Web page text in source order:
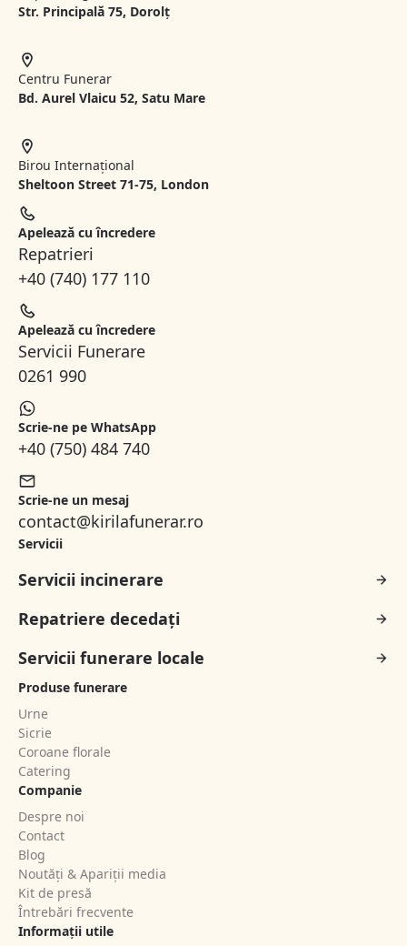
Str. Principală 75, Dorolț
Centru Funerar
Bd. Aurel Vlaicu 52, Satu Mare
Birou Internațional
Sheltoon Street 71-75, London
Apelează cu încredere
Repatrieri
+40 (740) 177 110
Apelează cu încredere
Servicii Funerare
0261 990
Scrie-ne pe WhatsApp
+40 (750) 484 740
Scrie-ne un mesaj
contact@kirilafunerar.ro
Servicii
Servicii incinerare
Repatriere decedați
Servicii funerare locale
Produse funerare
Urne
Sicrie
Coroane florale
Catering
Companie
Despre noi
Contact
Blog
Noutăți & Apariții media
Kit de presă
Întrebări frecvente
Informații utile